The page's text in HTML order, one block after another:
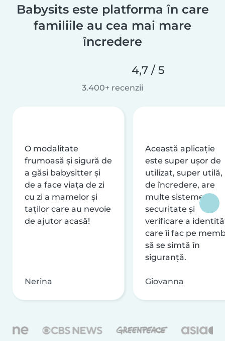
Babysits este platforma în care
familiile au cea mai mare
încredere
4,7 / 5
3.400+ recenzii
O modalitate
frumoasă și sigură de
a găsi babysitter și
de a face viața de zi
cu zi a mamelor și
taților care au nevoie
de ajutor acasă!
Nerina
Această aplicație
este super ușor de
utilizat, super utilă,
de încredere, are
multe sisteme de
securitate și
verificare a
care îi fac pe
să se simtă în
siguranță.
Giovanna